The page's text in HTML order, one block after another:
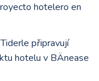
hotelero en
připravují
hotelu v BÄnease